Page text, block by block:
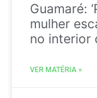
Guamaré:
mulher
no interior
VER MATÉRIA »